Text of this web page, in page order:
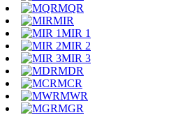
MQR
MIR
MIR 1
MIR 2
MIR 3
MDR
MCR
MWR
MGR